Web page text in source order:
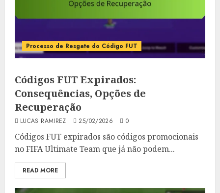
Processo de Resgate do Código FUT
Códigos FUT Expirados:
Consequências, Opções de
Recuperação
LUCAS RAMIREZ 25/02/2026 0
Códigos FUT expirados são códigos promocionais
no FIFA Ultimate Team que já não podem...
READ MORE